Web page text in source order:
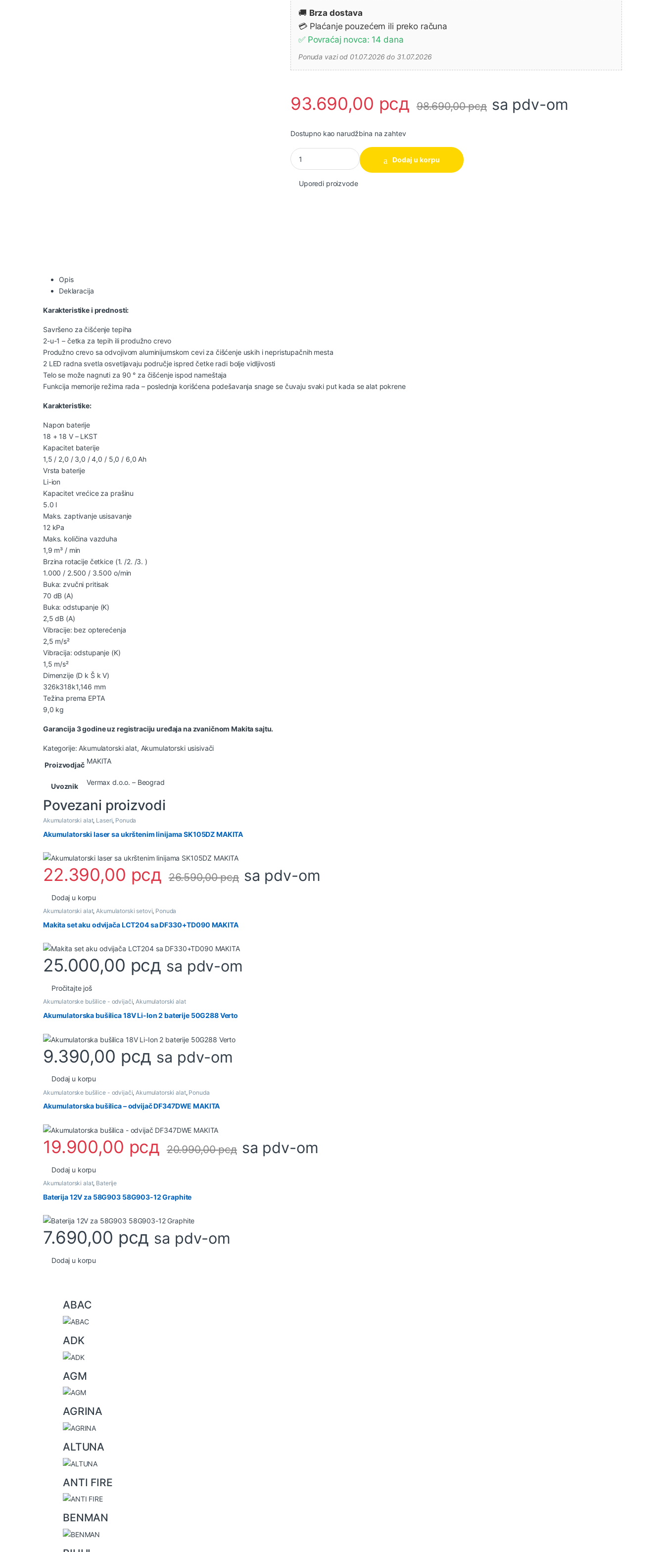
🚚 Brza dostava
💳 Plaćanje pouzećem ili preko računa
✅ Povraćaj novca: 14 dana
Ponuda vazi od 01.07.2026 do 31.07.2026
93.690,00 рсд 98.690,00рсд sa pdv-om
Dostupno kao narudžbina na zahtev
Makita DVC560Z Akumulatorski uspravni usisivač količina
Dodaj u korpu
Uporedi proizvode
Opis
Deklaracija
Karakteristike i prednosti:
Savršeno za čišćenje tepiha
2-u-1 – četka za tepih ili produžno crevo
Produžno crevo sa odvojivom aluminijumskom cevi za čišćenje uskih i nepristupačnih mesta
2 LED radna svetla osvetljavaju područje ispred četke radi bolje vidljivosti
Telo se može nagnuti za 90 ° za čišćenje ispod nameštaja
Funkcija memorije režima rada – poslednja korišćena podešavanja snage se čuvaju svaki put kada se alat pokrene
Karakteristike:
Napon baterije
18 + 18 V – LKST
Kapacitet baterije
1,5 / 2,0 / 3,0 / 4,0 / 5,0 / 6,0 Ah
Vrsta baterije
Li-ion
Kapacitet vrećice za prašinu
5.0 l
Maks. zaptivanje usisavanje
12 kPa
Maks. količina vazduha
1,9 m³ / min
Brzina rotacije četkice (1. /2. /3. )
1.000 / 2.500 / 3.500 o/min
Buka: zvučni pritisak
70 dB (A)
Buka: odstupanje (K)
2,5 dB (A)
Vibracije: bez opterećenja
2,5 m/s²
Vibracija: odstupanje (K)
1,5 m/s²
Dimenzije (D k Š k V)
326k318k1,146 mm
Težina prema EPTA
9,0 kg
Garancija 3 godine uz registraciju uređaja na zvaničnom Makita sajtu.
Kategorije: Akumulatorski alat, Akumulatorski usisivači
Proizvodjač MAKITA
Uvoznik Vermax d.o.o. – Beograd
Povezani proizvodi
Akumulatorski alat, Laseri, Ponuda
Akumulatorski laser sa ukrštenim linijama SK105DZ MAKITA
22.390,00 рсд 26.590,00рсд sa pdv-om
Dodaj u korpu
Akumulatorski alat,Akumulatorski setovi, Ponuda
Makita set aku odvijača LCT204 sa DF330+TD090 MAKITA
25.000,00 рсд sa pdv-om
Pročitajte još
Akumulatorske bušilice - odvijači,Akumulatorski alat
Akumulatorska bušilica 18V Li-Ion 2 baterije 50G288 Verto
9.390,00 рсд sa pdv-om
Dodaj u korpu
Akumulatorske bušilice - odvijači, Akumulatorski alat, Ponuda
Akumulatorska bušilica – odvijač DF347DWE MAKITA
19.900,00 рсд 20.990,00рсд sa pdv-om
Dodaj u korpu
Akumulatorski alat, Baterije
Baterija 12V za 58G903 58G903-12 Graphite
7.690,00 рсд sa pdv-om
Dodaj u korpu
ABAC
ADK
AGM
AGRINA
ALTUNA
ANTI FIRE
BENMAN